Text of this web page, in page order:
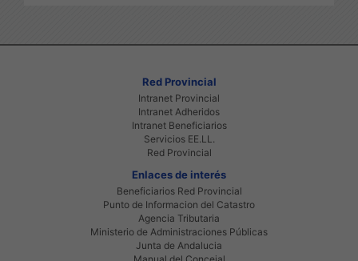
Red Provincial
Intranet Provincial
Intranet Adheridos
Intranet Beneficiarios
Servicios EE.LL.
Red Provincial
Enlaces de interés
Beneficiarios Red Provincial
Punto de Informacion del Catastro
Agencia Tributaria
Ministerio de Administraciones Públicas
Junta de Andalucia